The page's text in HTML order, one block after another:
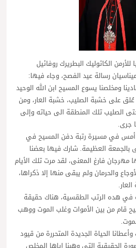
الكاثوليك البطريرك روفائيل
رسالة عيد الفصح، وجاء فيها:
ومخلصنا يسوع المسيح ابن الله الوحيد
على خشبة الصليب، خشبة العار، ومن
الصليب تلك المنطقة الى حياته وإلى
جرى.
أمس في مسيرة رتبة دفن المسيح في
بالجمعة العظيمة. شارك فيها بعضنا
مهرجان فارغ المعنى، لقد مرت تلك الأيام
والحرمان ولم يبقى منها إلا ذكراها،
في هده الرتب الطقسية، هناك حقيقة
قام من بين الأموات وغلب الموت ووهب
الحياة الجديدة المتحررة من قيود